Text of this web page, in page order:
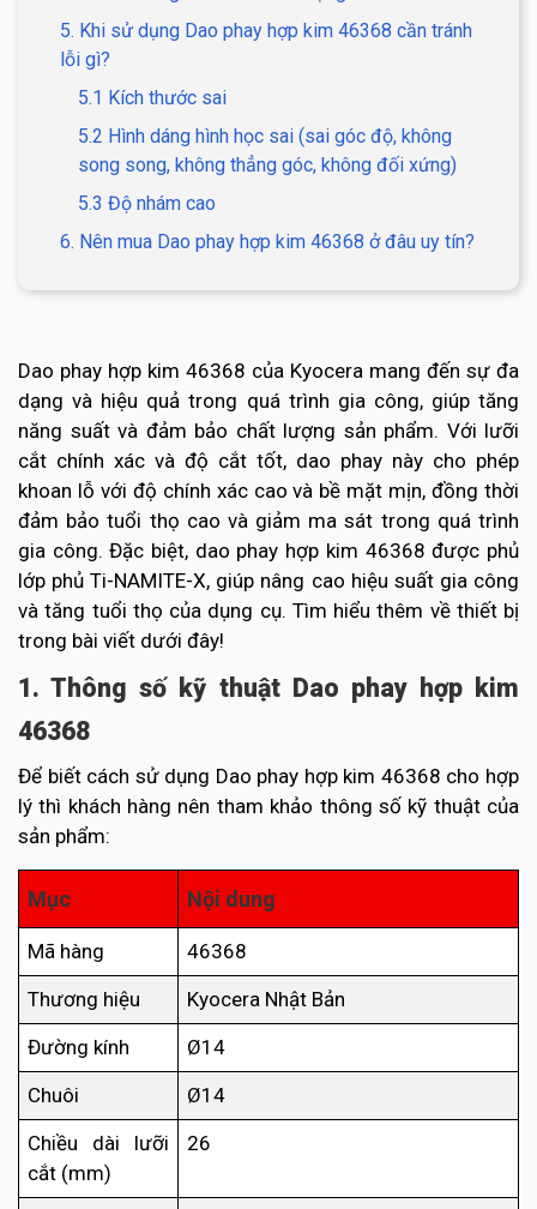
5. Khi sử dụng Dao phay hợp kim 46368 cần tránh
lỗi gì?
5.1 Kích thước sai
5.2 Hình dáng hình học sai (sai góc độ, không
song song, không thẳng góc, không đối xứng)
5.3 Độ nhám cao
6. Nên mua Dao phay hợp kim 46368 ở đâu uy tín?
Dao phay hợp kim 46368 của Kyocera mang đến sự đa
dạng và hiệu quả trong quá trình gia công, giúp tăng
năng suất và đảm bảo chất lượng sản phẩm. Với lưỡi
cắt chính xác và độ cắt tốt, dao phay này cho phép
khoan lỗ với độ chính xác cao và bề mặt mịn, đồng thời
đảm bảo tuổi thọ cao và giảm ma sát trong quá trình
gia công. Đặc biệt, dao phay hợp kim 46368 được phủ
lớp phủ Ti-NAMITE-X, giúp nâng cao hiệu suất gia công
và tăng tuổi thọ của dụng cụ. Tìm hiểu thêm về thiết bị
trong bài viết dưới đây!
1. Thông số kỹ thuật Dao phay hợp kim
46368
Để biết cách sử dụng Dao phay hợp kim 46368 cho hợp
lý thì khách hàng nên tham khảo thông số kỹ thuật của
sản phẩm:
Mục Nội dung
Mã hàng
46368
Thương hiệu
Kyocera Nhật Bản
Đường kính
Ø14
Chuôi
Ø14
Chiều dài lưỡi
cắt (mm)
26